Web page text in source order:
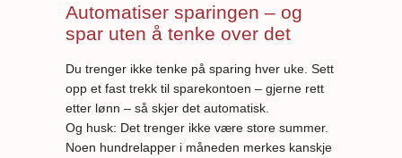
Automatiser sparingen – og
spar uten å tenke over det
Du trenger ikke tenke på sparing hver uke. Sett
opp et fast trekk til sparekontoen – gjerne rett
etter lønn – så skjer det automatisk.
Og husk: Det trenger ikke være store summer.
Noen hundrelapper i måneden merkes kanskje